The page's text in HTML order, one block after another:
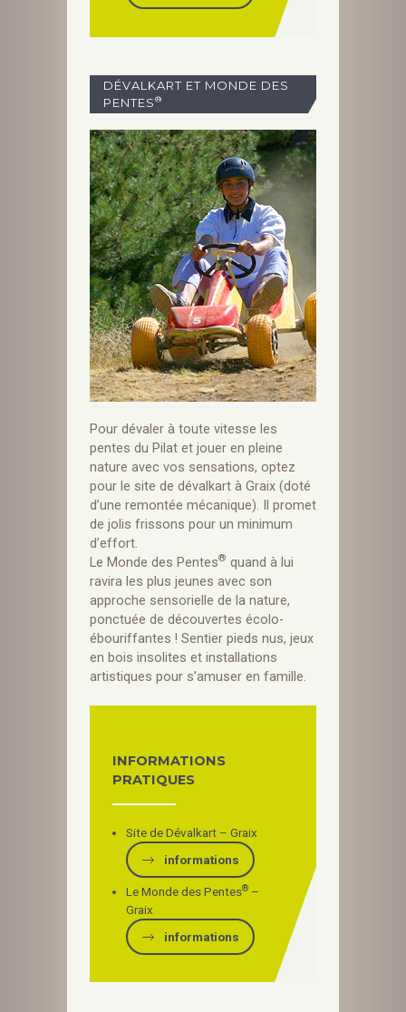
DÉVALKART ET MONDE DES
PENTES®
Pour dévaler à toute vitesse les
pentes du Pilat et jouer en pleine
nature avec vos sensations, optez
pour le site de dévalkart à Graix (doté
d’une remontée mécanique). Il promet
de jolis frissons pour un minimum
d’effort.
Le Monde des Pentes® quand à lui
ravira les plus jeunes avec son
approche sensorielle de la nature,
ponctuée de découvertes écolo-
ébouriffantes ! Sentier pieds nus, jeux
en bois insolites et installations
artistiques pour s’amuser en famille.
INFORMATIONS
PRATIQUES
Site de Dévalkart – Graix
informations
Le Monde des Pentes® –
Graix
informations